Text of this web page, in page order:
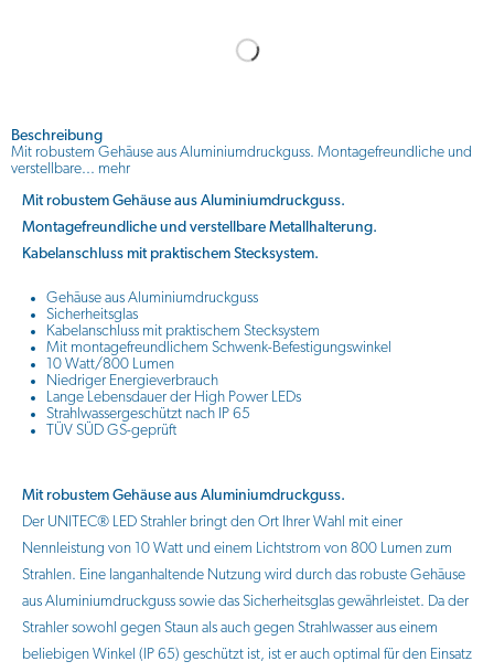
Beschreibung
Mit robustem Gehäuse aus Aluminiumdruckguss. Montagefreundliche und
verstellbare... mehr
Mit robustem Gehäuse aus Aluminiumdruckguss.
Montagefreundliche und verstellbare Metallhalterung.
Kabelanschluss mit praktischem Stecksystem.
Gehäuse aus Aluminiumdruckguss
Sicherheitsglas
Kabelanschluss mit praktischem Stecksystem
Mit montagefreundlichem Schwenk-Befestigungswinkel
10 Watt/800 Lumen
Niedriger Energieverbrauch
Lange Lebensdauer der High Power LEDs
Strahlwassergeschützt nach IP 65
TÜV SÜD GS-geprüft
Mit robustem Gehäuse aus Aluminiumdruckguss.
Der UNITEC® LED Strahler bringt den Ort Ihrer Wahl mit einer
Nennleistung von 10 Watt und einem Lichtstrom von 800 Lumen zum
Strahlen. Eine langanhaltende Nutzung wird durch das robuste Gehäuse
aus Aluminiumdruckguss sowie das Sicherheitsglas gewährleistet. Da der
Strahler sowohl gegen Staun als auch gegen Strahlwasser aus einem
beliebigen Winkel (IP 65) geschützt ist, ist er auch optimal für den Einsatz